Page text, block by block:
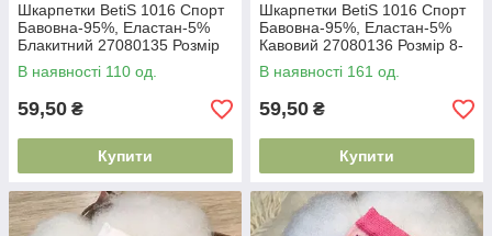
Шкарпетки BetiS 1016 Спорт
Бавовна-95%, Еластан-5%
Блакитний 27080135 Розмір
8-10
В наявності 110 од.
59,50 ₴
Купити
Шкарпетки BetiS 1016 Спорт
Бавовна-95%, Еластан-5%
Кавовий 27080136 Розмір 8-
10
В наявності 161 од.
59,50 ₴
Купити